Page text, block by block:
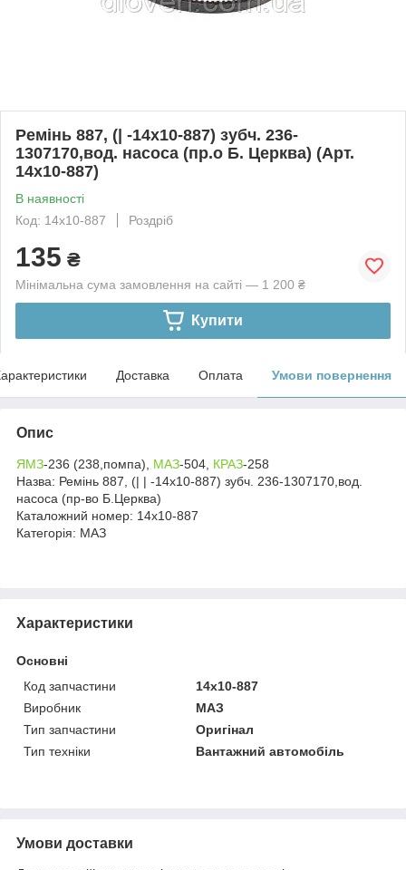
Ремінь 887, (| -14х10-887) зубч. 236-
1307170,вод. насоса (пр.о Б. Церква) (Арт.
14х10-887)
В наявності
Код: 14х10-887
Роздріб
135 ₴
Мінімальна сума замовлення на сайті — 1 200 ₴
Купити
Доставка Оплата Умови повернення
Опис
ЯМЗ-236 (238,помпа), МАЗ-504, КРАЗ-258
Назва: Ремінь 887, (| | -14х10-887) зубч. 236-1307170,вод.
насоса (пр-во Б.Церква)
Каталожний номер: 14х10-887
Категорія: МАЗ
Характеристики
Основні
Код запчастини
14х10-887
Виробник
МАЗ
Тип запчастини
Оригінал
Тип техніки
Вантажний автомобіль
Умови доставки